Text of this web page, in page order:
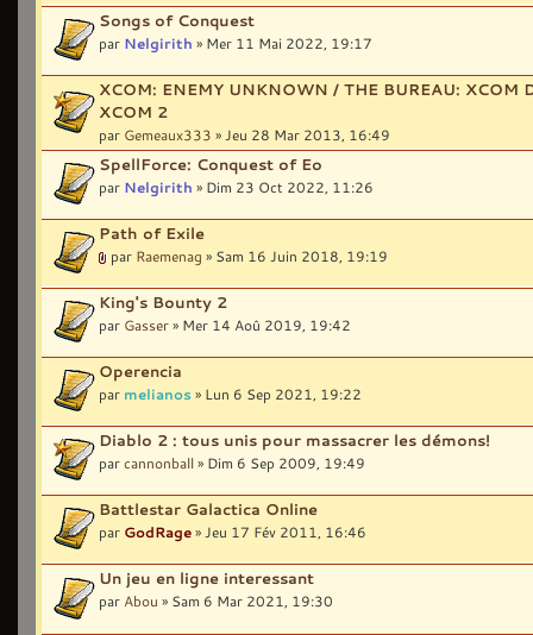
Songs of Conquest
par Nelgirith » Mer 11 Mai 2022, 19:17
XCOM: ENEMY UNKNOWN / THE BUREAU: XCOM
XCOM 2
par Gemeaux333 » Jeu 28 Mar 2013, 16:49
SpellForce: Conquest of Eo
par Nelgirith » Dim 23 Oct 2022, 11:26
Path of Exile
par Raemenag » Sam 16 Juin 2018, 19:19
King's Bounty 2
par Gasser» Mer 14 Aoû 2019, 19:42
Operencia
par melianos» Lun 6 Sep 2021, 19:22
Diablo 2 : tous unis pour massacrer les démons!
parcannonball» Dim 6 Sep 2009, 19:49
Battlestar Galactica Online
par GodRage» Jeu 17 Fév 2011, 16:46
Un jeu en ligne interessant
par Abou » Sam 6 Mar 2021, 19:30